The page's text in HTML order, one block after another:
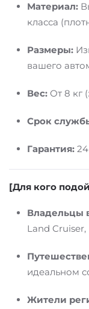
Материал:
класса
Размеры:
вашего
Вес: От 8 кг
Срок
Гарантия:
[Для кого
Владельцы
Land
идеальном
Жители